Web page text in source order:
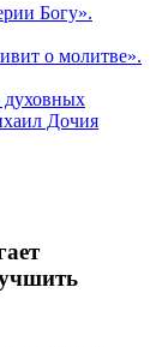
Богу».
о молитве».
духовных
Дочия